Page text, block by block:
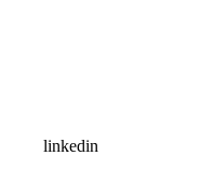
linkedin